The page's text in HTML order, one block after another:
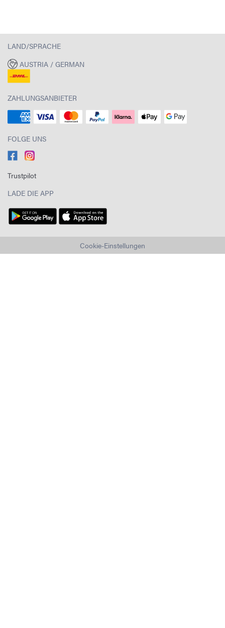
LAND/SPRACHE
AUSTRIA / GERMAN
ZAHLUNGSANBIETER
FOLGE UNS
Trustpilot
LADE DIE APP
Cookie-Einstellungen